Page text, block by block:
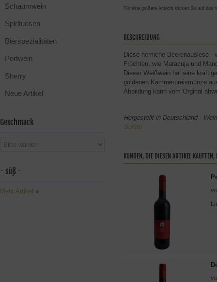
Schaumwein
Spirituosen
Bierspezialitäten
Portwein
Sherry
Neue Artikel
Geschmack
- süß -
Mehr Artikel »
Für eine größere Ansicht klicken Sie auf das
BESCHREIBUNG
Diese herrliche Beerenauslese
Früchten, wie Maracuja und
Dieser Weißwein hat eine
goldenen Kammerpreismünze
Abbildung kann vom Orginal
Hergestellt in Deutschland -
Sulfite
KUNDEN, DIE DIESEN ARTIKEL